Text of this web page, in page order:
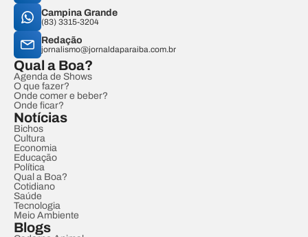
Campina Grande
(83) 3315-3204
Redação
jornalismo@jornaldaparaiba.com.br
Qual a Boa?
Agenda de Shows
O que fazer?
Onde comer e beber?
Onde ficar?
Notícias
Bichos
Cultura
Economia
Educação
Política
Qual a Boa?
Cotidiano
Saúde
Tecnologia
Meio Ambiente
Blogs